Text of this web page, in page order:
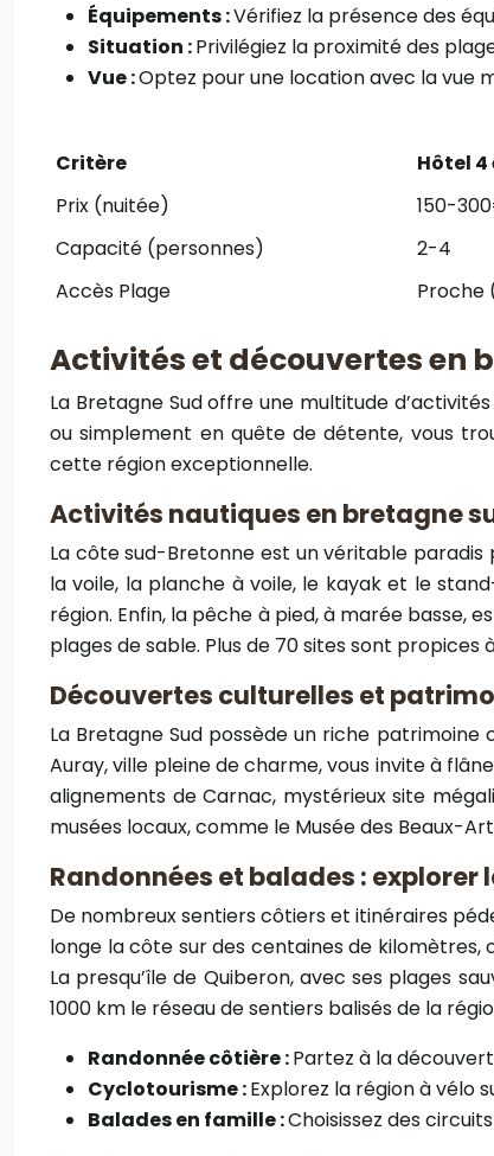
Équipements :Vérifiez la présence des
Situation :Privilégiez la proximité des
Vue :Optez pour une location avec la vue
Critère Hôtel
Prix (nuitée)
150-
Capacité (personnes)
2-4
Accès Plage
Proche
Activités et découvertes en
La Bretagne Sud offre une multitude
ou simplement en quête de détente, vous
cette région exceptionnelle.
Activités nautiques en bretagne
La côte sud-Bretonne est un véritable paradis
la voile, la planche à voile, le kayak et le
région. Enfin, la pêche à pied, à marée basse,
plages de sable. Plus de 70 sites sont propices
Découvertes culturelles et
La Bretagne Sud possède un riche
Auray, ville pleine de charme, vous invite à
alignements de Carnac, mystérieux site
musées locaux, comme le Musée des Beaux-
Randonnées et balades :
De nombreux sentiers côtiers et itinéraires
longe la côte sur des centaines de
La presqu’île de Quiberon, avec ses plages
1000 km le réseau de sentiers balisés de la
Randonnée côtière :Partez à la
Cyclotourisme :Explorez la région à vélo
Balades en famille :Choisissez des